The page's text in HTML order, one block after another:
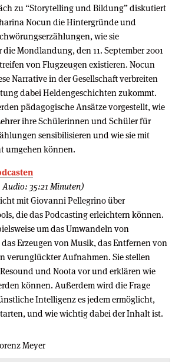
zu “Storytelling und Bildung” diskutiert
Nocun die Hintergründe und
wie sie
die Mondlandung, den 11. September 2001
von Flugzeugen existieren. Nocun
Narrative in der Gesellschaft verbreiten
dabei Heldengeschichten zukommt.
pädagogische Ansätze vorgestellt, wie
ihre Schülerinnen und Schüler für
sensibilisieren und wie sie mit
umgehen können.
35:21 Minuten)
mit Giovanni Pellegrino über
die das Podcasting erleichtern können.
um das Umwandeln von
Erzeugen von Musik, das Entfernen von
verunglückter Aufnahmen. Sie stellen
und Noota vor und erklären wie
können. Außerdem wird die Frage
Intelligenz es jedem ermöglicht,
und wie wichtig dabei der Inhalt ist.
Meyer